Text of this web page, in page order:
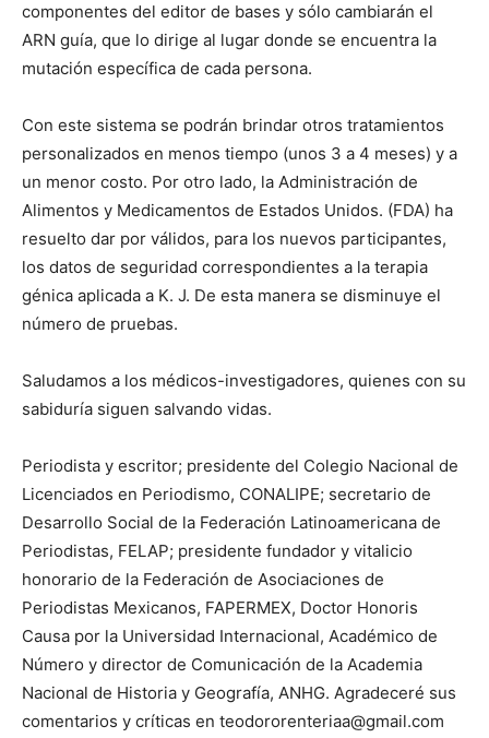
componentes del editor de bases y sólo cambiarán el
ARN guía, que lo dirige al lugar donde se encuentra la
mutación específica de cada persona.
Con este sistema se podrán brindar otros tratamientos
personalizados en menos tiempo (unos 3 a 4 meses) y a
un menor costo. Por otro lado, la Administración de
Alimentos y Medicamentos de Estados Unidos. (FDA) ha
resuelto dar por válidos, para los nuevos participantes,
los datos de seguridad correspondientes a la terapia
génica aplicada a K. J. De esta manera se disminuye el
número de pruebas.
Saludamos a los médicos-investigadores, quienes con su
sabiduría siguen salvando vidas.
Periodista y escritor; presidente del Colegio Nacional de
Licenciados en Periodismo, CONALIPE; secretario de
Desarrollo Social de la Federación Latinoamericana de
Periodistas, FELAP; presidente fundador y vitalicio
honorario de la Federación de Asociaciones de
Periodistas Mexicanos, FAPERMEX, Doctor Honoris
Causa por la Universidad Internacional, Académico de
Número y director de Comunicación de la Academia
Nacional de Historia y Geografía, ANHG. Agradeceré sus
comentarios y críticas en teodororenteriaa@gmail.com